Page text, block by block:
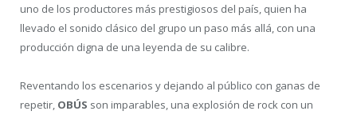
uno de los productores más prestigiosos del país, quien ha
llevado el sonido clásico del grupo un paso más allá, con una
producción digna de una leyenda de su calibre.
Reventando los escenarios y dejando al público con ganas de
repetir, OBÚS son imparables, una explosión de rock con un